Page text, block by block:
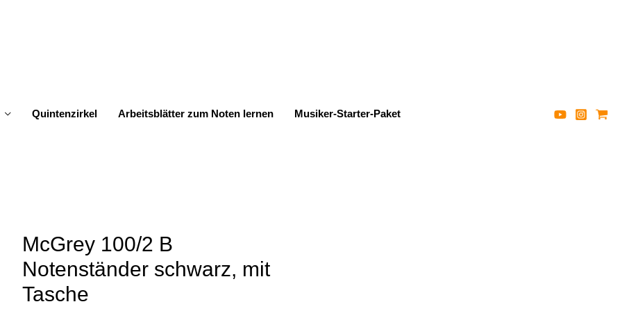
Quintenzirkel Arbeitsblätter zum Noten lernen Musiker-Starter-Paket
McGrey 100/2 B
Notenständer schwarz, mit
Tasche